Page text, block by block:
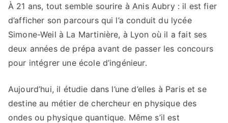
À 21 ans, tout semble sourire à Anis Aubry : il est fier
d’afficher son parcours qui l’a conduit du lycée
Simone-Weil à La Martinière, à Lyon où il a fait ses
deux années de prépa avant de passer les concours
pour intégrer une école d’ingénieur.
Aujourd’hui, il étudie dans l’une d’elles à Paris et se
destine au métier de chercheur en physique des
ondes ou physique quantique. Même s’il est